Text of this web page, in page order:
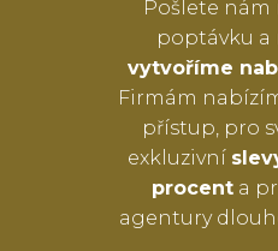
Pošlete nám
poptávku a
vytvoříme
Firmám
přístup, pro
exkluzivní
procent a
agentury